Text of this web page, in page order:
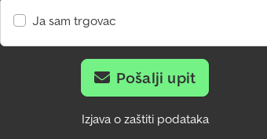
Ja sam trgovac
Pošalji upit
Izjava o zaštiti podataka